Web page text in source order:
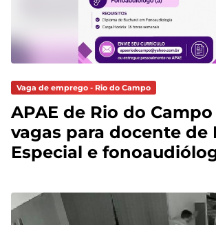
Vaga de emprego - Rio do Campo
APAE de Rio do
vagas para docente de
Especial e